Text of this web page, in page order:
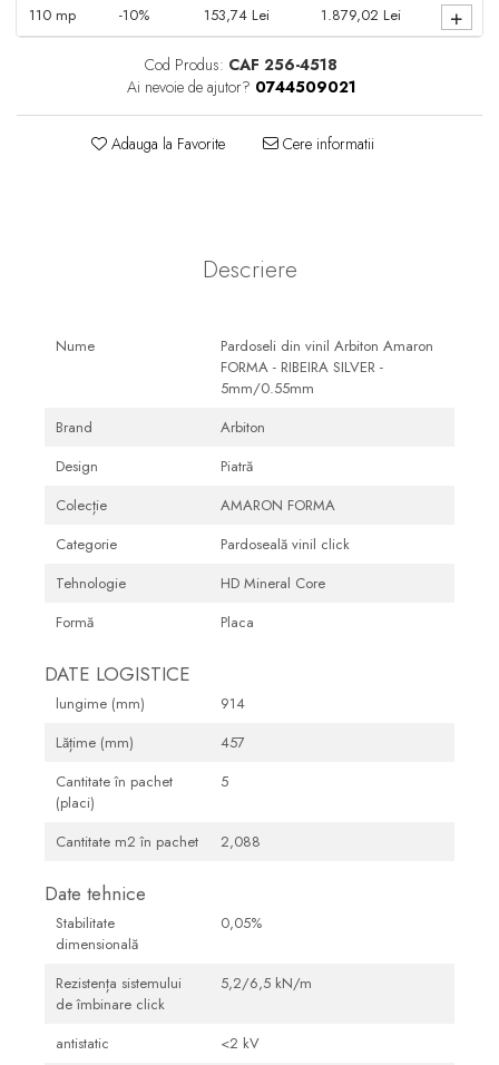
Rigole de dus
Seturi mobilier baie
Dulapuri baza si blaturi lavoar
Dulapuri cu oglinda
Suport periute dinti
Perii WC
Dozator sapun
Cuiere si suporti prosop
Cosuri de gunoi
Sifoane, racorduri si ventile
Accesorii diverse
110mp -10% 153,74 Lei 1.879,02 Lei +
Cod Produs: CAF 256-4518
Ai nevoie de ajutor? 0744509021
Adauga la Favorite Cere informatii
Descriere
Nume
Pardoseli din vinil Arbiton Amaron
FORMA - RIBEIRA SILVER -
5mm/0.55mm
Brand
Arbiton
Design
Piatră
Colecție
AMARON FORMA
Categorie
Pardoseală vinil click
Tehnologie
HD Mineral Core
Formă
Placa
DATE LOGISTICE
lungime (mm)
914
Lățime (mm)
457
Cantitate în pachet
(placi)
5
Cantitate m2 în pachet 2,088
Date tehnice
Stabilitate
dimensională
0,05%
Rezistența sistemului
de îmbinare click
5,2/6,5 kN/m
antistatic <2 kV